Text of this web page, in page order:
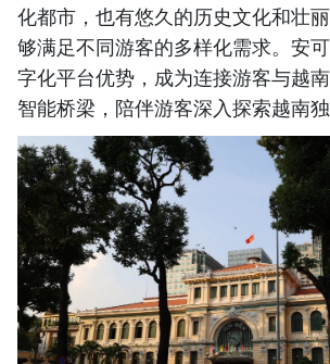
化都市，也有悠久的历史文化和壮
够满足不同游客的多样化需求。安
字化平台优势，成为连接游客与越
智能桥梁，陪伴游客深入探索越南独